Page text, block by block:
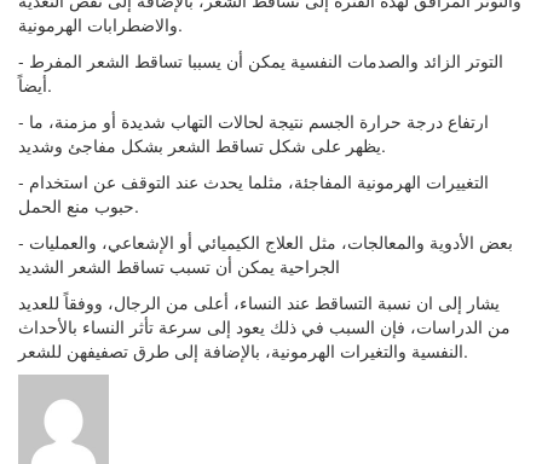
والاضطرابات الهرمونية.
- التوتر الزائد والصدمات النفسية يمكن أن يسببا تساقط الشعر المفرط
أيضاً.
- ارتفاع درجة حرارة الجسم نتيجة لحالات التهاب شديدة أو مزمنة، ما
يظهر على شكل تساقط الشعر بشكل مفاجئ وشديد.
- التغييرات الهرمونية المفاجئة، مثلما يحدث عند التوقف عن استخدام
حبوب منع الحمل.
- بعض الأدوية والمعالجات، مثل العلاج الكيميائي أو الإشعاعي، والعمليات
الجراحية يمكن أن تسبب تساقط الشعر الشديد
يشار إلى ان نسبة التساقط عند النساء، أعلى من الرجال، ووفقاً للعديد
من الدراسات، فإن السبب في ذلك يعود إلى سرعة تأثر النساء بالأحداث
النفسية والتغيرات الهرمونية، بالإضافة إلى طرق تصفيفهن للشعر.